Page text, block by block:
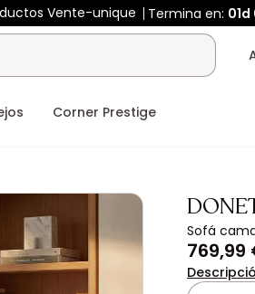
Vente-unique Termina en: 01d
Corner Prestige
Sofá
769,99